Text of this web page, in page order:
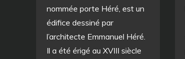
nommée porte Héré, est un
édifice dessiné par
l’architecte Emmanuel Héré.
Il a été érigé au XVIII siècle